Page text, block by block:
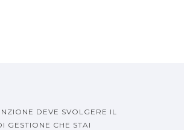
DEVE SVOLGERE IL
GESTIONE CHE STAI